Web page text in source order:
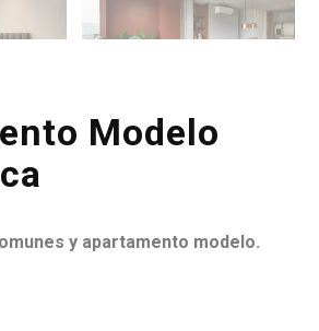
Modelo
y apartamento modelo.